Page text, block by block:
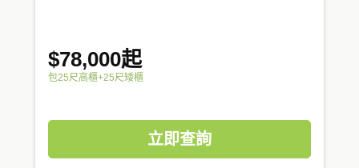
$78,000起
包25尺高櫃+25尺矮櫃
立即查詢